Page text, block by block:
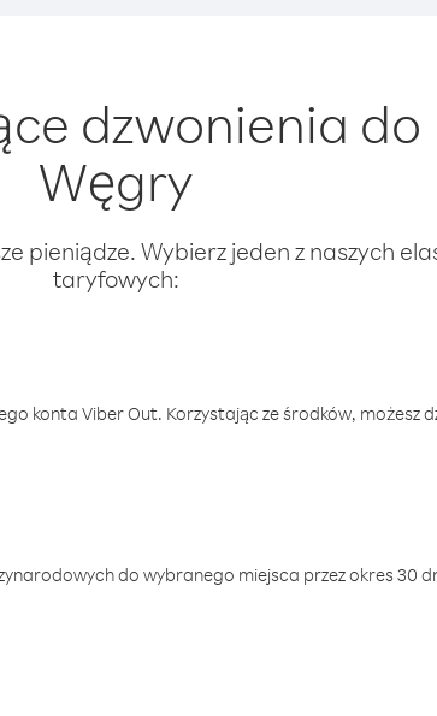
dzwonienia
Węgry
pieniądze. Wybierz jeden z naszych
taryfowych:
konta Viber Out. Korzystając ze środków, możesz
do wybranego miejsca przez okres 30